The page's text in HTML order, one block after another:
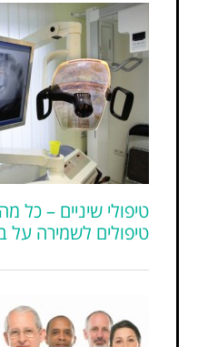
טיפולי שיניים – כל
טיפולים לשמירה על